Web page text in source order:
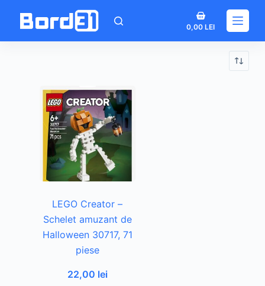
Coș
de
cumpărături
0,00LEI
LEGO Creator –
Schelet amuzant de
Halloween 30717, 71
piese
22,00 lei